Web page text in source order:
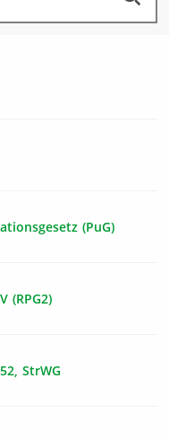
(PuG)
(RPG2)
StrWG